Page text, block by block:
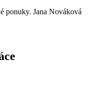
ponuky. Jana Nováková